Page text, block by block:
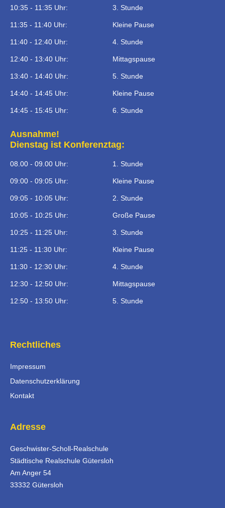
10:35 - 11:35 Uhr: 3. Stunde
11:35 - 11:40 Uhr: Kleine Pause
11:40 - 12:40 Uhr: 4. Stunde
12:40 - 13:40 Uhr: Mittagspause
13:40 - 14:40 Uhr: 5. Stunde
14:40 - 14:45 Uhr: Kleine Pause
14:45 - 15:45 Uhr: 6. Stunde
Ausnahme!
Dienstag ist Konferenztag:
08.00 - 09.00 Uhr: 1. Stunde
09:00 - 09:05 Uhr: Kleine Pause
09:05 - 10:05 Uhr: 2. Stunde
10:05 - 10:25 Uhr: Große Pause
10:25 - 11:25 Uhr: 3. Stunde
11:25 - 11:30 Uhr: Kleine Pause
11:30 - 12:30 Uhr: 4. Stunde
12:30 - 12:50 Uhr: Mittagspause
12:50 - 13:50 Uhr: 5. Stunde
Rechtliches
Impressum
Datenschutzerklärung
Kontakt
Adresse
Geschwister-Scholl-Realschule
Städtische Realschule Gütersloh
Am Anger 54
33332 Gütersloh